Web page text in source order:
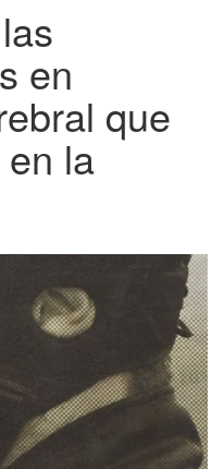
en
que
la